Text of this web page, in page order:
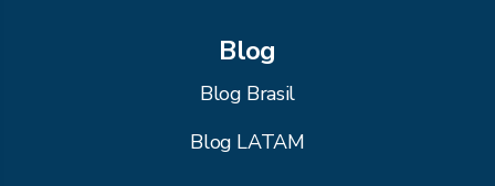
Blog
Blog Brasil
Blog LATAM